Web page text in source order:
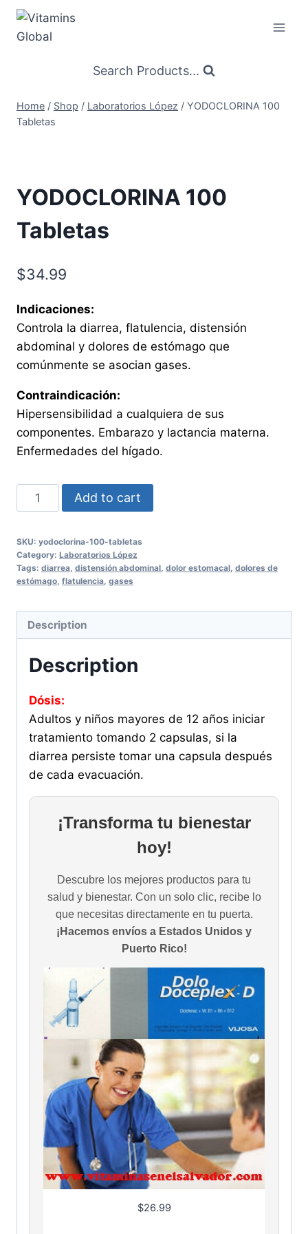
Skip
content
Search Products...
Home / Shop / Laboratorios López / YODOCLORINA 100
Tabletas
YODOCLORINA 100
Tabletas
$34.99
Indicaciones:
Controla la diarrea, flatulencia, distensión
abdominal y dolores de estómago que
comúnmente se asocian gases.
Contraindicación:
Hipersensibilidad a cualquiera de sus
componentes. Embarazo y lactancia materna.
Enfermedades del hígado.
YODOCLORINA
100
quantity
Add to cart
SKU: yodoclorina-100-tabletas
Category: Laboratorios López
Tags: diarrea distensión abdominal dolor estomacal dolores de
estómago flatulencia gases
Description
Description
Dósis:
Adultos y niños mayores de 12 años iniciar
tratamiento tomando 2 capsulas, si la
diarrea persiste tomar una capsula después
de cada evacuación.
¡Transforma tu bienestar
hoy!
Descubre los mejores productos para tu
salud y bienestar. Con un solo clic, recibe lo
que necesitas directamente en tu puerta.
¡Hacemos envíos a Estados Unidos y
Puerto Rico!
$26.99